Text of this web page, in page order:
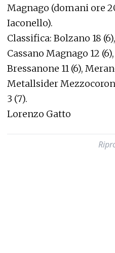
Magnago (domani ore
Iaconello).
Classifica: Bolzano 18
Cassano Magnago 12
Bressanone 11 (6),
Metallsider
3 (7).
Lorenzo Gatto